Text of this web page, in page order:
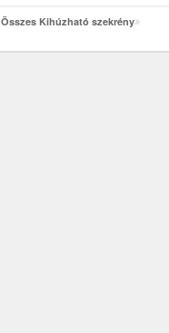
Összes Kihúzható szekrény